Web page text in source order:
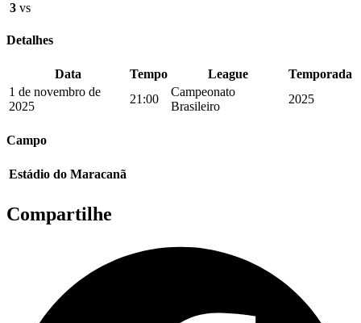
3 vs
Detalhes
Data Tempo League
Temporada
1 de novembro de
2025
21:00
Campeonato
Brasileiro
2025
Campo
Estádio do Maracanã
Compartilhe